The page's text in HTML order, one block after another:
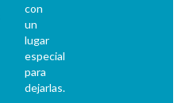
con
un
lugar
especial
para
dejarlas.